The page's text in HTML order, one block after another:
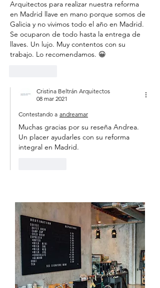
Arquitectos para realizar nuestra reforma
en Madrid llave en mano porque somos de
Galicia y no vivimos todo el año en Madrid.
Se ocuparon de todo hasta la entrega de
llaves. Un lujo. Muy contentos con su
trabajo. Lo recomendamos. 😀
Cristina Beltrán Arquitectos
08 mar 2021
Contestando a andreamar
Muchas gracias por su reseña Andrea.
Un placer ayudarles con su reforma
integral en Madrid.